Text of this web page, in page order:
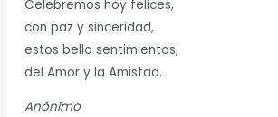
Celebremos hoy felices,
con paz y sinceridad,
estos bello sentimientos,
del Amor y la Amistad.
Anónimo